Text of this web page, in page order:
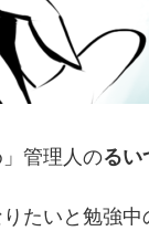
」管理人のるい
たいと勉強中